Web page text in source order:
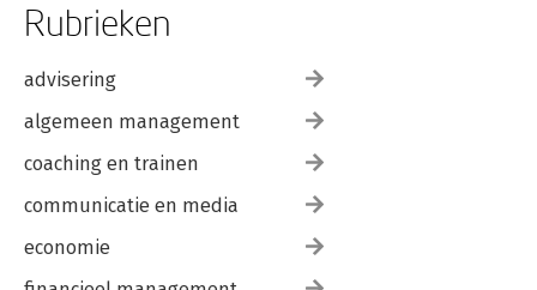
Rubrieken
advisering
algemeen management
coaching en trainen
communicatie en media
economie